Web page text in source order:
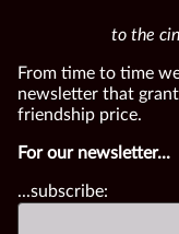
to the
From time to time
newsletter that
friendship price.
For our newsletter...
...subscribe: